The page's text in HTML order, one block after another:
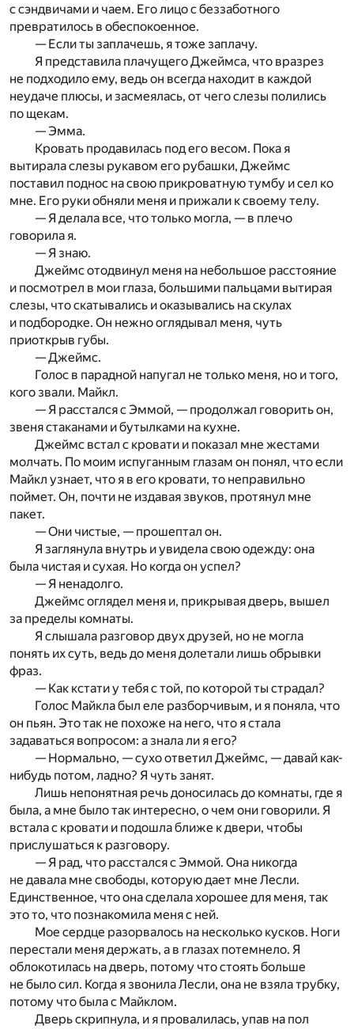
с сэндвичами и чаем. Его лицо с беззаботного
превратилось в обеспокоенное.
— Если ты заплачешь, я тоже заплачу.
Я представила плачущего Джеймса, что вразрез
не подходило ему, ведь он всегда находит в каждой
неудаче плюсы, и засмеялась, от чего слезы полились
по щекам.
— Эмма.
Кровать продавилась под его весом. Пока я
вытирала слезы рукавом его рубашки, Джеймс
поставил поднос на свою прикроватную тумбу и сел ко
мне. Его руки обняли меня и прижали к своему телу.
— Я делала все, что только могла, — в плечо
говорила я.
— Я знаю.
Джеймс отодвинул меня на небольшое расстояние
и посмотрел в мои глаза, большими пальцами вытирая
слезы, что скатывались и оказывались на скулах
и подбородке. Он нежно оглядывал меня, чуть
приоткрыв губы.
— Джеймс.
Голос в парадной напугал не только меня, но и того,
кого звали. Майкл.
— Я расстался с Эммой, — продолжал говорить он,
звеня стаканами и бутылками на кухне.
Джеймс встал с кровати и показал мне жестами
молчать. По моим испуганным глазам он понял, что если
Майкл узнает, что я в его кровати, то неправильно
поймет. Он, почти не издавая звуков, протянул мне
пакет.
— Они чистые, — прошептал он.
Я заглянула внутрь и увидела свою одежду: она
была чистая и сухая. Но когда он успел?
— Я ненадолго.
Джеймс оглядел меня и, прикрывая дверь, вышел
за пределы комнаты.
Я слышала разговор двух друзей, но не могла
понять их суть, ведь до меня долетали лишь обрывки
фраз.
— Как кстати у тебя с той, по которой ты страдал?
Голос Майкла был еле разборчивым, и я поняла, что
он пьян. Это так не похоже на него, что я стала
задаваться вопросом: а знала ли я его?
— Нормально, — сухо ответил Джеймс, — давай как-
нибудь потом, ладно? Я чуть занят.
Лишь непонятная речь доносилась до комнаты, где я
была, а мне было так интересно, о чем они говорили. Я
встала с кровати и подошла ближе к двери, чтобы
прислушаться к разговору.
— Я рад, что расстался с Эммой. Она никогда
не давала мне свободы, которую дает мне Лесли.
Единственное, что она сделала хорошее для меня, так
это то, что познакомила меня с ней.
Мое сердце разорвалось на несколько кусков. Ноги
перестали меня держать, а в глазах потемнело. Я
облокотилась на дверь, потому что стоять больше
не было сил. Когда я звонила Лесли, она не взяла трубку,
потому что была с Майклом.
Дверь скрипнула, и я провалилась, упав на пол